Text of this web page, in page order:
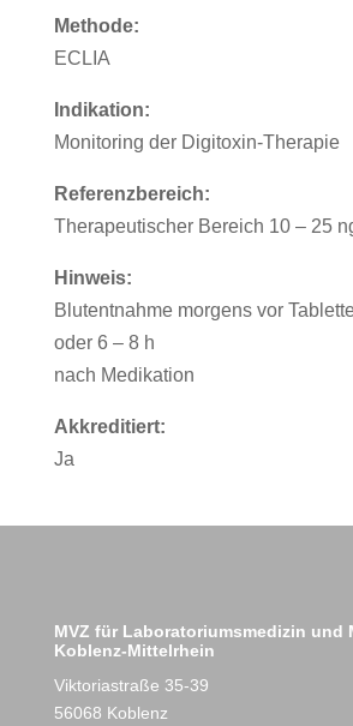
Methode:
ECLIA
Indikation:
Monitoring der Digitoxin-Therapie
Referenzbereich:
Therapeutischer Bereich 10 – 25
Hinweis:
Blutentnahme morgens vor
oder 6 – 8 h
nach Medikation
Akkreditiert:
Ja
MVZ für Laboratoriumsmedizin und
Koblenz-Mittelrhein
Viktoriastraße 35-39
56068 Koblenz